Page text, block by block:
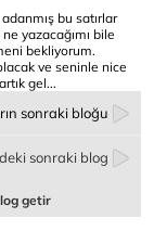
bu satırlar
yazacağımı bile
bekliyorum.
ve seninle nice
gel...
sonraki bloğu
sonraki blog
getir